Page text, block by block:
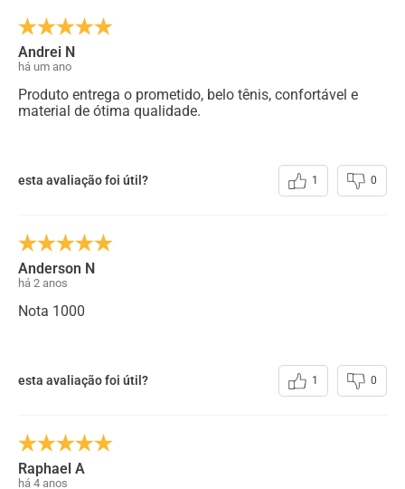
Andrei N
há um ano
Produto entrega o prometido, belo tênis, confortável e
material de ótima qualidade.
esta avaliação foi útil? 1 0
Anderson N
há 2 anos
Nota 1000
esta avaliação foi útil? 1 0
Raphael A
há 4 anos